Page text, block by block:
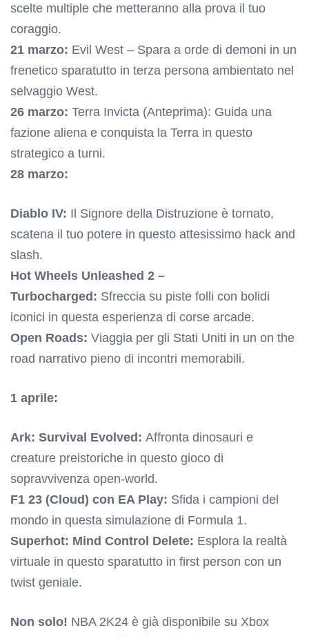
scelte multiple che metteranno alla prova il tuo
coraggio.
21 marzo: Evil West – Spara a orde di demoni in un
frenetico sparatutto in terza persona ambientato nel
selvaggio West.
26 marzo: Terra Invicta (Anteprima): Guida una
fazione aliena e conquista la Terra in questo
strategico a turni.
28 marzo:
Diablo IV: Il Signore della Distruzione è tornato,
scatena il tuo potere in questo attesissimo hack and
slash.
Hot Wheels Unleashed 2 –
Turbocharged: Sfreccia su piste folli con bolidi
iconici in questa esperienza di corse arcade.
Open Roads: Viaggia per gli Stati Uniti in un on the
road narrativo pieno di incontri memorabili.
1 aprile:
Ark: Survival Evolved: Affronta dinosauri e
creature preistoriche in questo gioco di
sopravvivenza open-world.
F1 23 (Cloud) con EA Play: Sfida i campioni del
mondo in questa simulazione di Formula 1.
Superhot: Mind Control Delete: Esplora la realtà
virtuale in questo sparatutto in first person con un
twist geniale.
Non solo! NBA 2K24 è già disponibile su Xbox